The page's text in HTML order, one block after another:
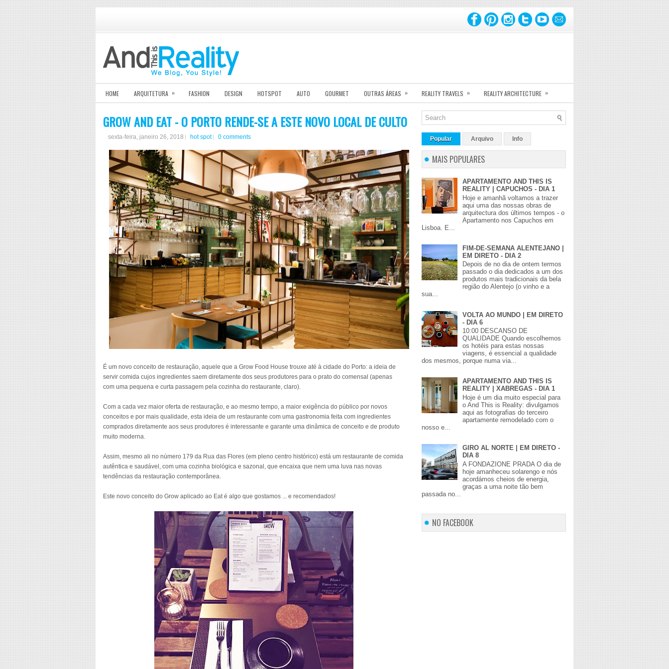
HOME ARQUITETURA » FASHION DESIGN HOTSPOT AUTO GOURMET OUTRAS ÁREAS » REALITY TRAVELS » REALITY ARCHITECTURE »
GROW AND EAT - O PORTO RENDE-SE A ESTE NOVO LOCAL DE CULTO
sexta-feira, janeiro 26, 2018 hot spot 0 comments
É um novo conceito de restauração, aquele que a Grow Food House trouxe até à cidade do Porto: a ideia de
servir comida cujos ingredientes saem diretamente dos seus produtores para o prato do comensal (apenas
com uma pequena e curta passagem pela cozinha do restaurante, claro).
Com a cada vez maior oferta de restauração, e ao mesmo tempo, a maior exigência do público por novos
conceitos e por mais qualidade, esta ideia de um restaurante com uma gastronomia feita com ingredientes
comprados diretamente aos seus produtores é interessante e garante uma dinâmica de conceito e de produto
muito moderna.
Assim, mesmo ali no número 179 da Rua das Flores (em pleno centro histórico) está um restaurante de comida
autêntica e saudável, com uma cozinha biológica e sazonal, que encaixa que nem uma luva nas novas
tendências da restauração contemporânea.
Este novo conceito do Grow aplicado ao Eat é algo que gostamos ... e recomendados!
Popular Arquivo Info
MAIS POPULARES
APARTAMENTO AND THIS IS
REALITY | CAPUCHOS - DIA 1
Hoje e amanhã voltamos a trazer
aqui uma das nossas obras de
arquitectura dos últimos tempos - o
Apartamento nos Capuchos em
Lisboa. E...
FIM-DE-SEMANA ALENTEJANO |
EM DIRETO - DIA 2
Depois de no dia de ontem termos
passado o dia dedicados a um dos
produtos mais tradicionais da bela
região do Alentejo (o vinho e a
sua...
VOLTA AO MUNDO | EM DIRETO
- DIA 6
10:00 DESCANSO DE
QUALIDADE Quando escolhemos
os hotéis para estas nossas
viagens, é essencial a qualidade
dos mesmos, porque numa via...
APARTAMENTO AND THIS IS
REALITY | XABREGAS - DIA 1
Hoje é um dia muito especial para
o And This is Reality: divulgamos
aqui as fotografias do terceiro
apartamente remodelado com o
nosso e...
GIRO AL NORTE | EM DIRETO -
DIA 8
A FONDAZIONE PRADA O dia de
hoje amanheceu solarengo e nós
acordámos cheios de energia,
graças a uma noite tão bem
passada no...
NO FACEBOOK